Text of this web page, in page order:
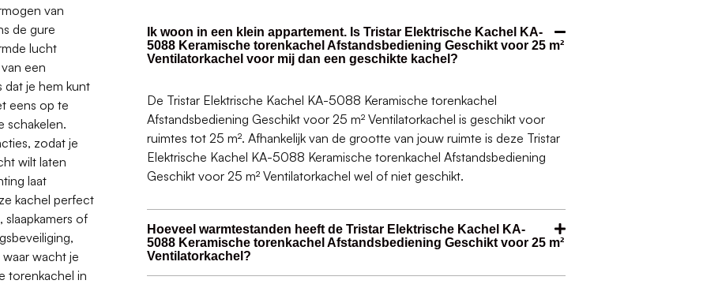
van
de gure
lucht
een
dat je hem kunt
eens op te
schakelen.
zodat je
wilt laten
laat
kachel perfect
of
wacht je
torenkachel in
Ik woon in een klein appartement. Is Tristar Elektrische Kachel KA-
5088 Keramische torenkachel Afstandsbediening Geschikt voor 25 m²
Ventilatorkachel voor mij dan een geschikte kachel?
De Tristar Elektrische Kachel KA-5088 Keramische torenkachel
Afstandsbediening Geschikt voor 25 m² Ventilatorkachel is geschikt voor
ruimtes tot 25 m². Afhankelijk van de grootte van jouw ruimte is deze Tristar
Elektrische Kachel KA-5088 Keramische torenkachel Afstandsbediening
Geschikt voor 25 m² Ventilatorkachel wel of niet geschikt.
Hoeveel warmtestanden heeft de Tristar Elektrische Kachel KA-
5088 Keramische torenkachel Afstandsbediening Geschikt voor 25 m²
Ventilatorkachel?